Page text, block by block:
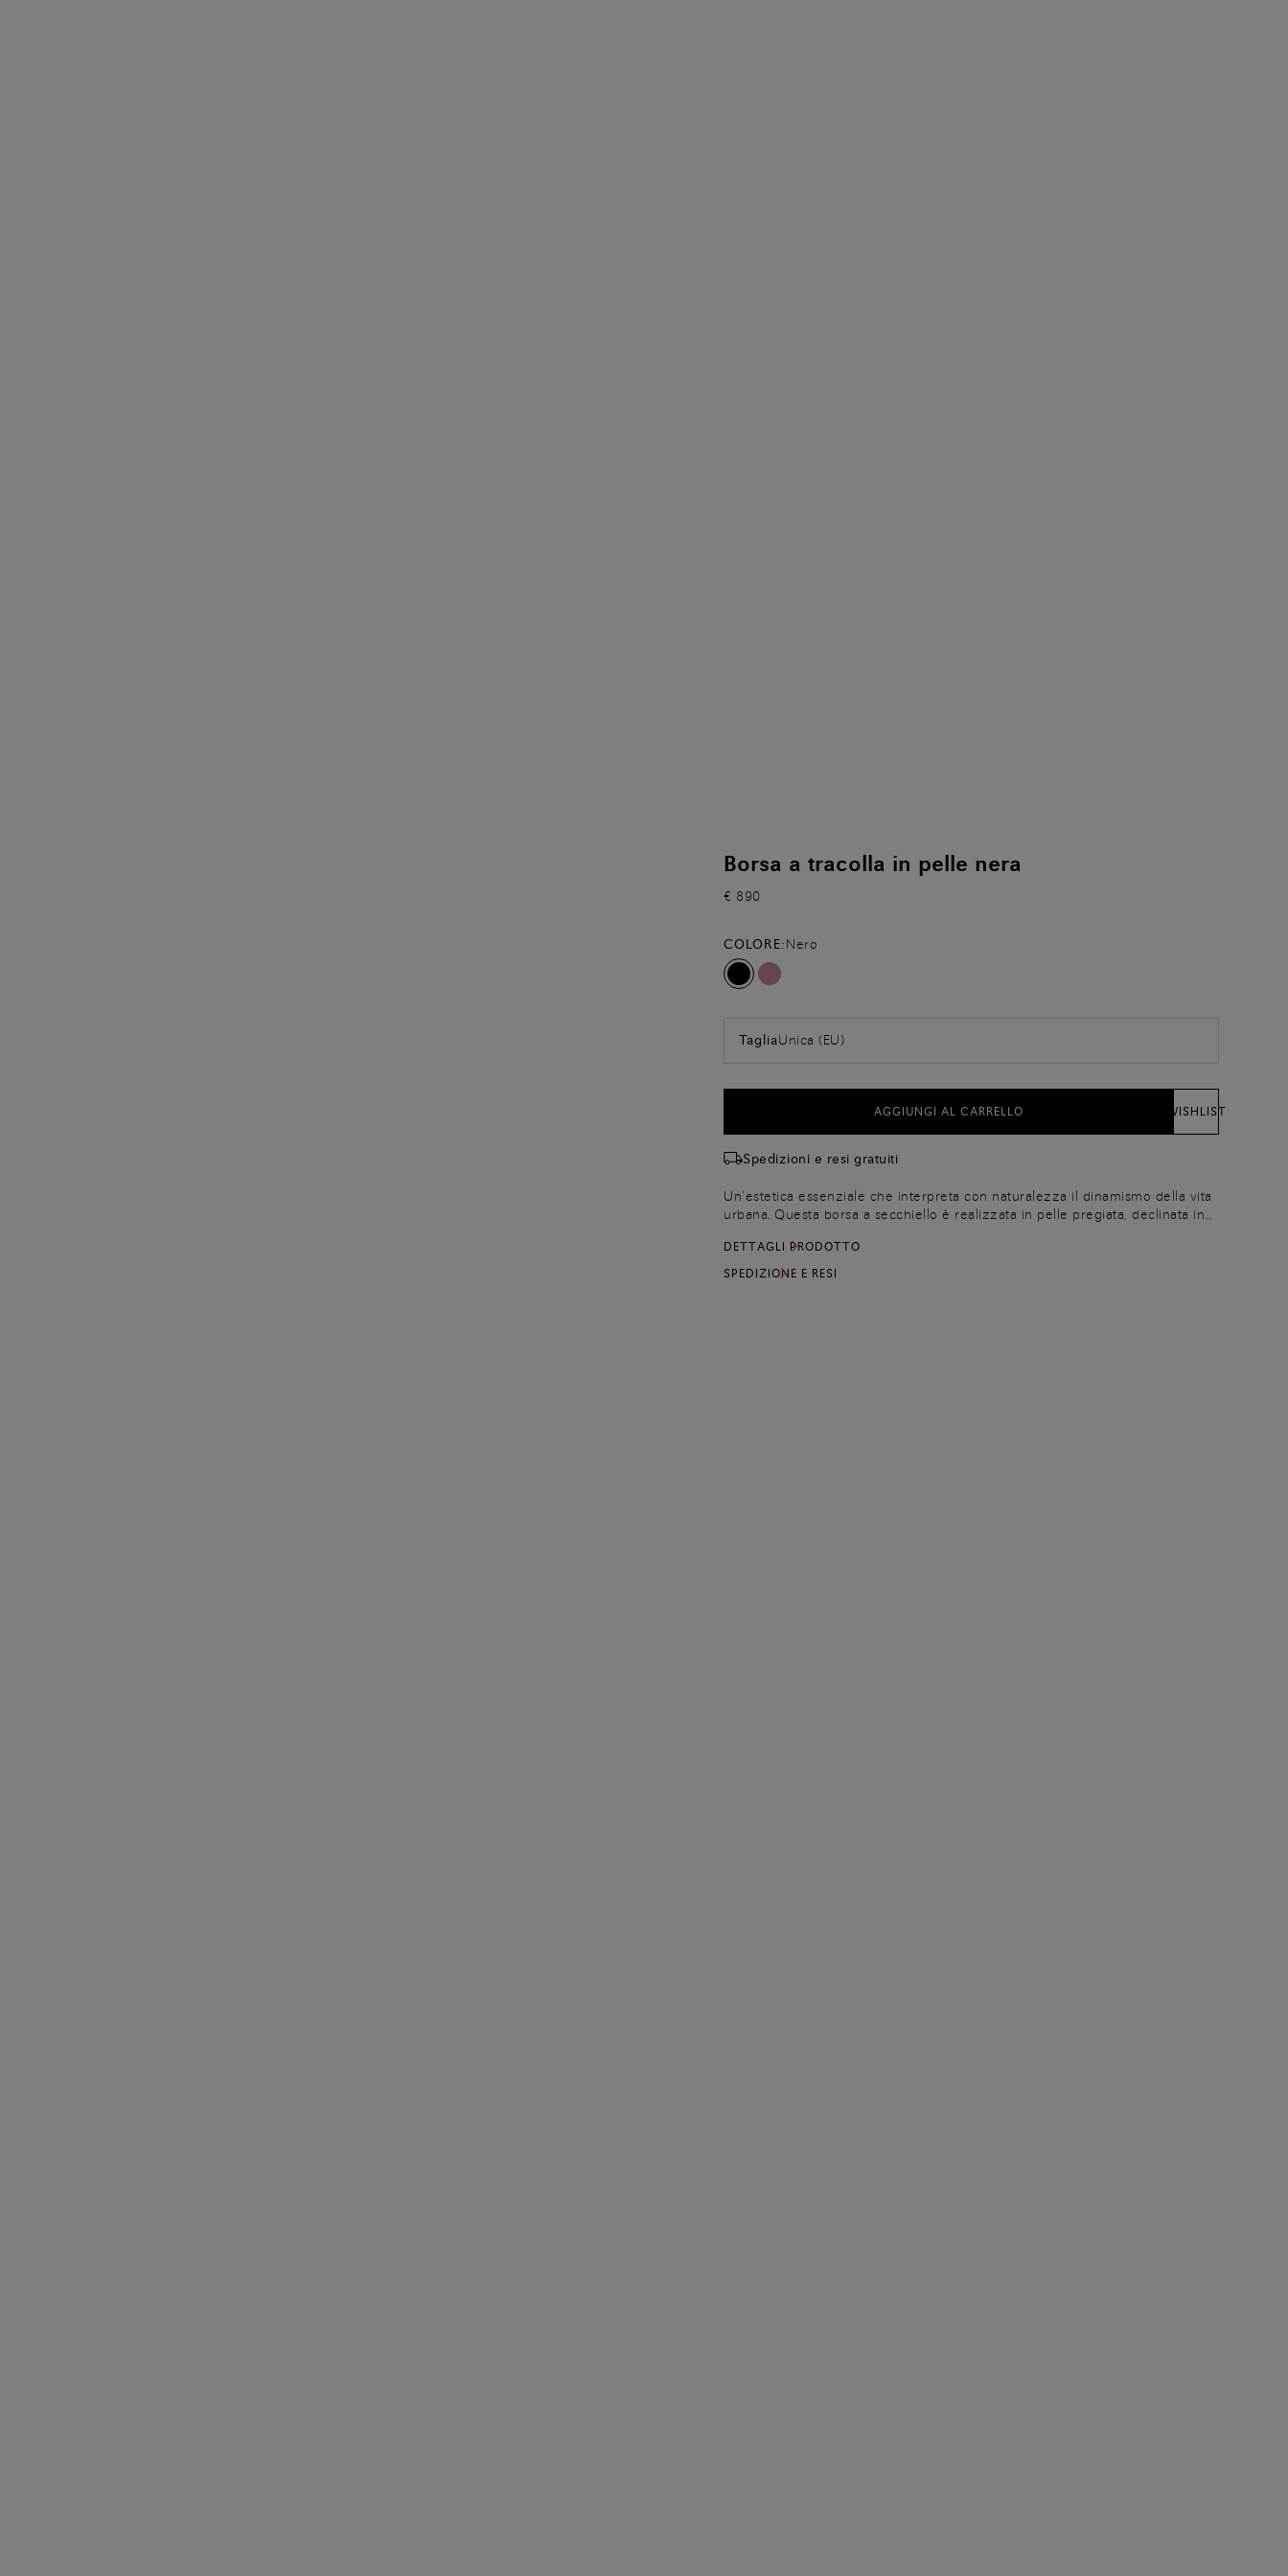
Borsa a tracolla in pelle nera
€ 890
COLORE:Nero
TagliaUnica (EU)
AGGIUNGI AL CARRELLO WISHLIST
Spedizioni e resi gratuiti
Un’estetica essenziale che interpreta con naturalezza il dinamismo della vita
urbana. Questa borsa a secchiello è realizzata in pelle pregiata, declinata in
capiente ma slanciato è impreziosito dall'iconica impuntura Sigillo, firma
distintiva del savoir-faire Santoni. Un accessorio versatile che dialoga con
DETTAGLI PRODOTTO
SPEDIZIONE E RESI